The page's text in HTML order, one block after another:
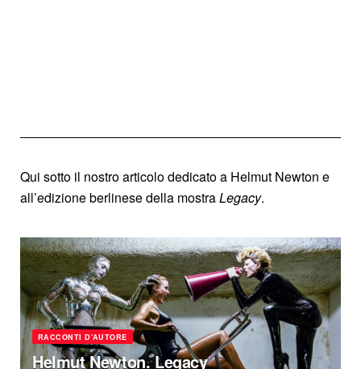
Qui sotto il nostro articolo dedicato a Helmut Newton e
all’edizione berlinese della mostraLegacy.
RACCONTI D'AUTORE
Helmut Newton. Legacy